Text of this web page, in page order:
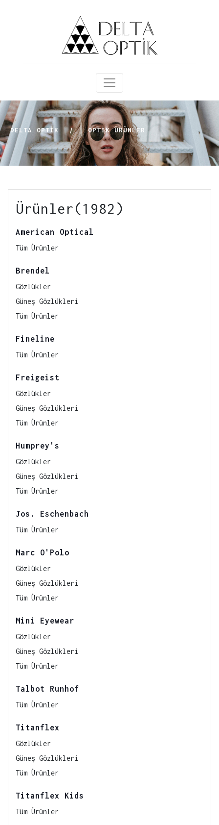
DELTA OPTİK | OPTIK ÜRÜNLER
Ürünler(1982)
American Optical
Tüm Ürünler
Brendel
Gözlükler
Güneş Gözlükleri
Tüm Ürünler
Fineline
Tüm Ürünler
Freigeist
Gözlükler
Güneş Gözlükleri
Tüm Ürünler
Humprey's
Gözlükler
Güneş Gözlükleri
Tüm Ürünler
Jos. Eschenbach
Tüm Ürünler
Marc O'Polo
Gözlükler
Güneş Gözlükleri
Tüm Ürünler
Mini Eyewear
Gözlükler
Güneş Gözlükleri
Tüm Ürünler
Talbot Runhof
Tüm Ürünler
Titanflex
Gözlükler
Güneş Gözlükleri
Tüm Ürünler
Titanflex Kids
Tüm Ürünler